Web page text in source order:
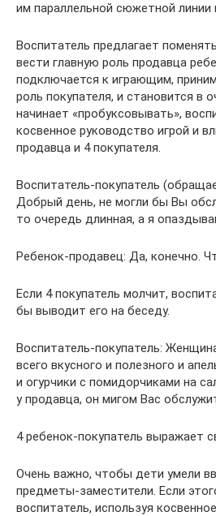
им параллельной сюжетной линии
Воспитатель предлагает
вести главную роль продавца
подключается к играющим,
роль покупателя, и становится в
начинает «пробуксовывать»,
косвенное руководство игрой и
продавца и 4 покупателя.
Воспитатель-покупатель
Добрый день, не могли бы Вы
то очередь длинная, а я
Ребенок-продавец: Да, конечно.
Если 4 покупатель молчит,
бы выводит его на беседу.
Воспитатель-покупатель:
всего вкусного и полезного и
и огурчики с помидорчиками на
у продавца, он мигом Вас
4 ребенок-покупатель выражает
Очень важно, чтобы дети умели
предметы-заместители. Если
воспитатель, используя